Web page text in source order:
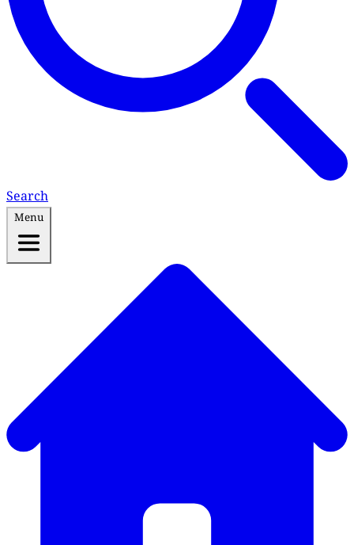
Search
Menu